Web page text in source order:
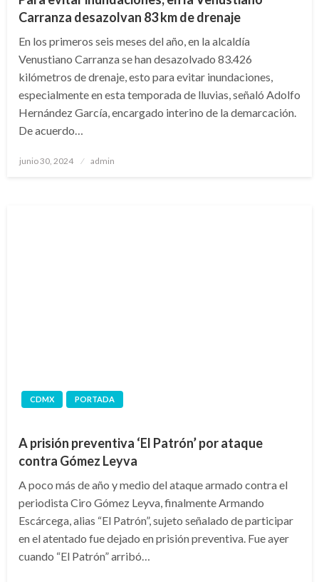
Carranza desazolvan 83 km de drenaje
En los primeros seis meses del año, en la alcaldía
Venustiano Carranza se han desazolvado 83.426
kilómetros de drenaje, esto para evitar inundaciones,
especialmente en esta temporada de lluvias, señaló Adolfo
Hernández García, encargado interino de la demarcación.
De acuerdo…
Publicado
junio 30, 2024 admin
CDMX PORTADA
A prisión preventiva ‘El Patrón’ por ataque
contra Gómez Leyva
A poco más de año y medio del ataque armado contra el
periodista Ciro Gómez Leyva, finalmente Armando
Escárcega, alias “El Patrón”, sujeto señalado de participar
en el atentado fue dejado en prisión preventiva. Fue ayer
cuando “El Patrón” arribó…